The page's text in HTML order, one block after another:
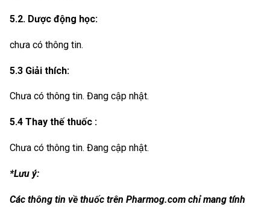
5.2. Dược động học:
chưa có thông tin.
5.3 Giải thích:
Chưa có thông tin. Đang cập nhật.
5.4 Thay thế thuốc :
Chưa có thông tin. Đang cập nhật.
*Lưu ý:
Các thông tin về thuốc trên Pharmog.com chỉ mang tính